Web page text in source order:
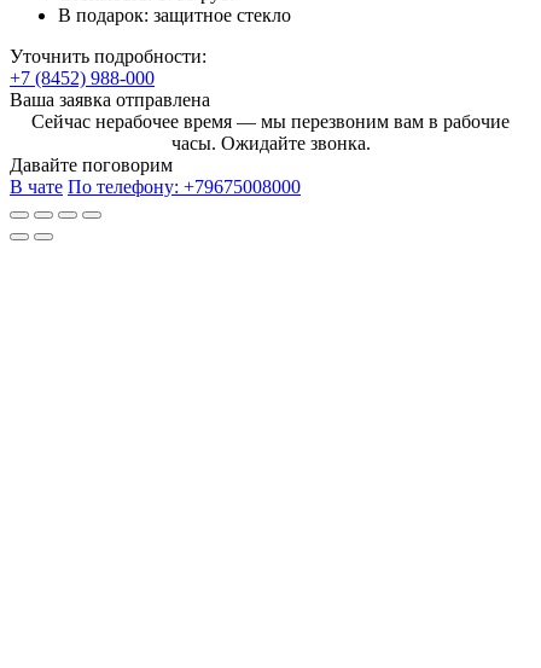
В подарок: защитное стекло
Уточнить подробности:
+7 (8452) 988-000
Ваша заявка отправлена
Сейчас нерабочее время — мы перезвоним вам в рабочие
часы. Ожидайте звонка.
Давайте поговорим
В чате По телефону: +79675008000